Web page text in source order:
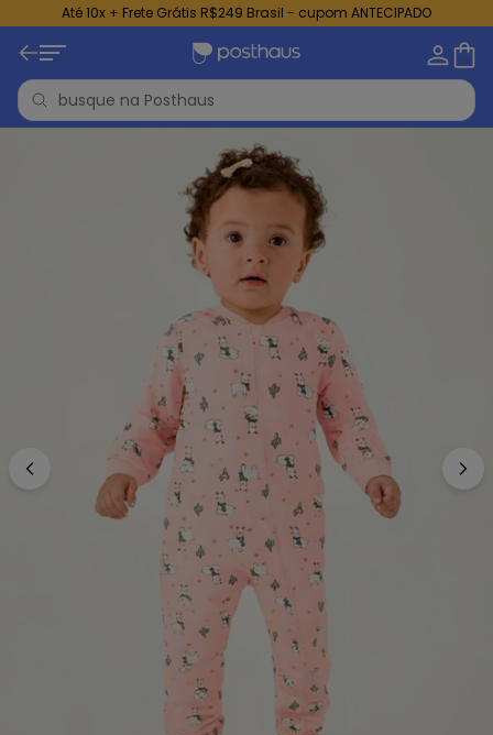
Até 10x + Frete Grátis R$249 Brasil - cupom ANTECIPADO